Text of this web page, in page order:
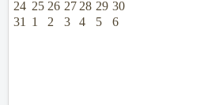
24 25 26 27 28 29 30
31
1 2 3 4 5 6